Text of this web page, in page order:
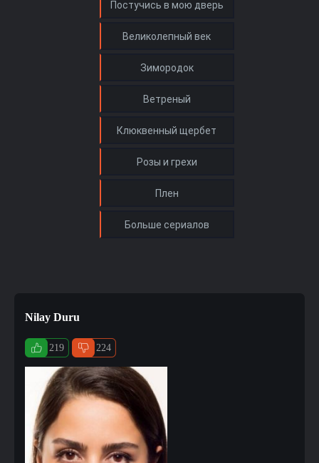
Nilay Duru
219 224